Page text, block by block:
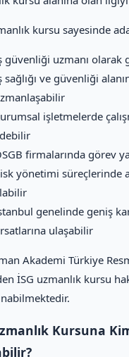
kursu sayesinde
güvenliği uzmanı olarak
sağlığı ve güvenliği
işletmelerde
firmalarında görev
yönetimi süreçlerinde
genelinde geniş
ulaşabilir
Akademi Türkiye
İSG uzmanlık kursu
Kursuna